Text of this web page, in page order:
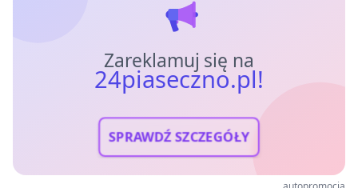
Zareklamuj się na
24piaseczno.pl!
SPRAWDŹ SZCZEGÓŁY